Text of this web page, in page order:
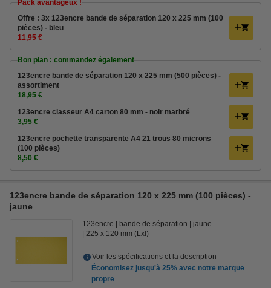
Pack avantageux !
Offre : 3x 123encre bande de séparation 120 x 225 mm (100
pièces) - bleu
11,95 €
Bon plan : commandez également
123encre bande de séparation 120 x 225 mm (500 pièces) -
assortiment
18,95 €
123encre classeur A4 carton 80 mm - noir marbré
3,95 €
123encre pochette transparente A4 21 trous 80 microns
(100 pièces)
8,50 €
123encre bande de séparation 120 x 225 mm (100 pièces) -
jaune
123encre bande de séparation
jaune
225 x 120 mm (Lxl)
Voir les spécifications et la description
Économisez jusqu'à 25% avec notre marque
propre